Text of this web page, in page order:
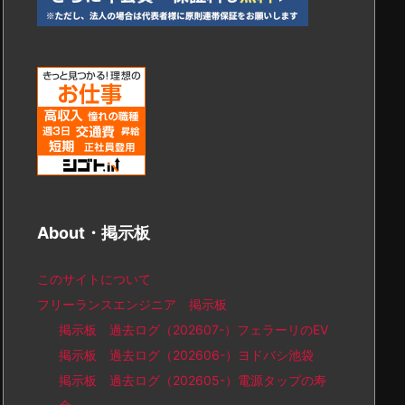
About・掲示板
このサイトについて
フリーランスエンジニア 掲示板
掲示板 過去ログ（202607-）フェラーリのEV
掲示板 過去ログ（202606-）ヨドバシ池袋
掲示板 過去ログ（202605-）電源タップの寿